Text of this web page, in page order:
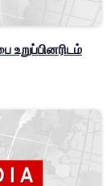
உறுப்பினரிடம்